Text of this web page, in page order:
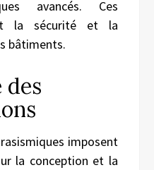
avancés. Ces
la sécurité et la
bâtiments.
des
imposent
la conception et la